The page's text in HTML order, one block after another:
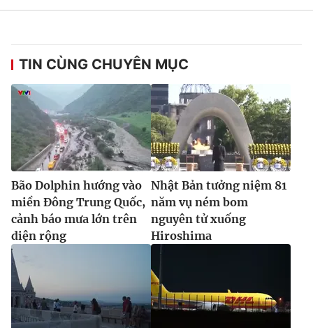
thuận bằng văn bản. Ghi rõ nguồn VTV.vn khi phát hành lại
thông tin từ website này.
TIN CÙNG CHUYÊN MỤC
Bão Dolphin hướng vào
miền Đông Trung Quốc,
cảnh báo mưa lớn trên
diện rộng
Nhật Bản tưởng niệm 81
năm vụ ném bom
nguyên tử xuống
Hiroshima